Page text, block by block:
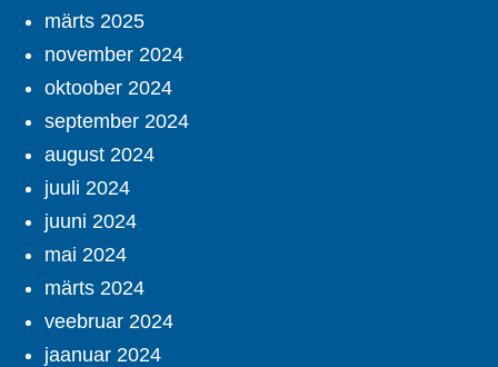
märts 2025
november 2024
oktoober 2024
september 2024
august 2024
juuli 2024
juuni 2024
mai 2024
märts 2024
veebruar 2024
jaanuar 2024